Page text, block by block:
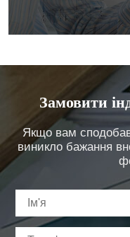
Замовити
Якщо вам
виникло бажання